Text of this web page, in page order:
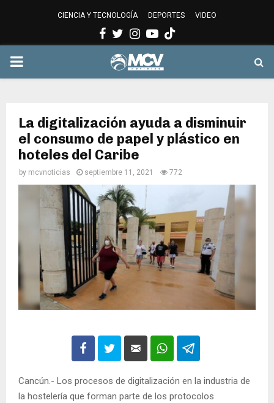
CIENCIA Y TECNOLOGÍA DEPORTES VIDEO
Facebook
Twitter
Instagram
Youtube
PRIMARY
La digitalización ayuda a disminuir
el consumo de papel y plástico en
hoteles del Caribe
by mcvnoticias septiembre 11, 2021 772
Cancún.- Los procesos de digitalización en la industria de
la hostelería que forman parte de los protocolos